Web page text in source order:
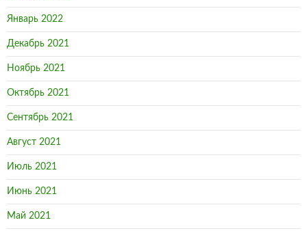
Январь 2022
Декабрь 2021
Ноябрь 2021
Октябрь 2021
Сентябрь 2021
Август 2021
Июль 2021
Июнь 2021
Май 2021